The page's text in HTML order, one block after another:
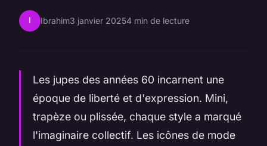
I Ibrahim3 janvier 20254 min de lecture
Les jupes des années 60 incarnent une
époque de liberté et d'expression. Mini,
trapèze ou plissée, chaque style a marqué
l'imaginaire collectif. Les icônes de mode